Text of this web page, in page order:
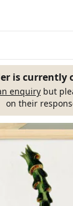
is currently
enquiry but
on their